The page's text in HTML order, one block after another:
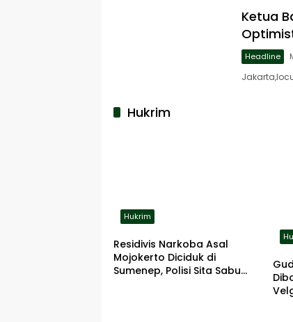
Ketua
Headline
Hukrim
Hukrim
Residivis Narkoba Asal
Mojokerto Diciduk di
Sumenep, Polisi Sita Sabu